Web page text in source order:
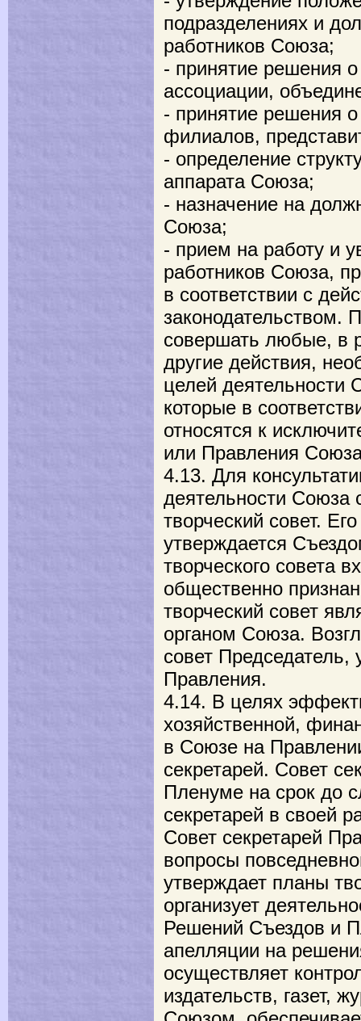
подразделениях и
работников Союза;
- принятие решения
ассоциации,
- принятие решения
филиалов,
- определение
аппарата Союза;
- назначение на
Союза;
- прием на работу и
работников Союза,
в соответствии с
законодательством.
совершать любые, в
другие действия,
целей деятельности
которые в
относятся к
или Правления
4.13. Для
деятельности Союза
творческий совет.
утверждается
творческого совета
общественно
творческий совет
органом Союза.
совет
Правления.
4.14. В целях
хозяйственной,
в Союзе на
секретарей. Совет
Пленуме на срок до
секретарей в своей
Совет секретарей
вопросы
утверждает планы
организует
Решений Съездов и
апелляции на
осуществляет
издательств, газет,